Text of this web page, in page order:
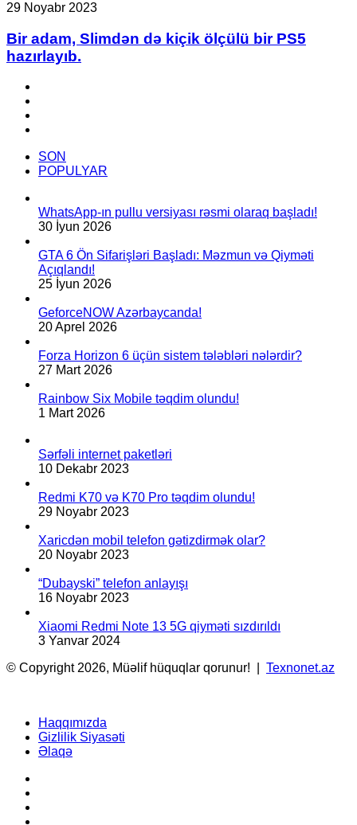
of
elan
edildi!
Bir
Slimdən
də
kiçik
PS5
hazırlayıb.
29 Noyabr 2023
Bir adam, Slimdən də kiçik ölçülü bir PS5
hazırlayıb.
SON
POPULYAR
WhatsApp-ın pullu versiyası rəsmi olaraq başladı!
30 İyun 2026
GTA 6 Ön Sifarişləri Başladı: Məzmun və Qiyməti
Açıqlandı!
25 İyun 2026
GeforceNOW Azərbaycanda!
20 Aprel 2026
Forza Horizon 6 üçün sistem tələbləri nələrdir?
27 Mart 2026
Rainbow Six Mobile təqdim olundu!
1 Mart 2026
Sərfəli internet paketləri
10 Dekabr 2023
Redmi K70 və K70 Pro təqdim olundu!
29 Noyabr 2023
Xaricdən mobil telefon gətizdirmək olar?
20 Noyabr 2023
“Dubayski” telefon anlayışı
16 Noyabr 2023
Xiaomi Redmi Note 13 5G qiyməti sızdırıldı
3 Yanvar 2024
© Copyright 2026, Müəlif hüquqlar qorunur! | Texnonet.az
Haqqımızda
Gizlilik Siyasəti
Əlaqə